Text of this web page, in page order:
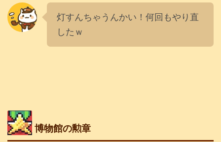
灯すんちゃうんかい！何回もやり直
したｗ
博物館の勲章